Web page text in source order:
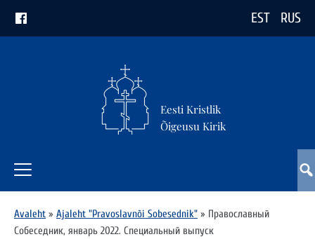
EST RUS
Eesti Kristlik
Õigeusu Kirik
Avaleht » Ajaleht "Pravoslavnõi Sobesednik" » Православный
Собеседник, январь 2022. Специальный выпуск